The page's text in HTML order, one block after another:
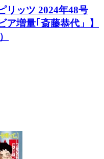
リッツ 2024年48号
ア増量｢斎藤恭代」】